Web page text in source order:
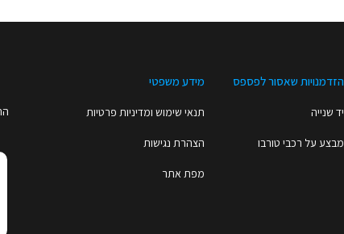
הזדמנויות שאסור לפספס
יד שנייה
מבצע על רכבי טורבו
מידע משפטי
תנאי שימוש ומדיניות פרטיות
הצהרת נגישות
מפת אתר